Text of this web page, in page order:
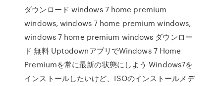
ダウンロード windows 7 home premium
windows, windows 7 home premium windows,
windows 7 home premium windows ダウンロー
ド 無料 UptodownアプリでWindows 7 Home
Premiumを常に最新の状態にしよう Windows7を
インストールしたいけど、ISOのインストールメデ